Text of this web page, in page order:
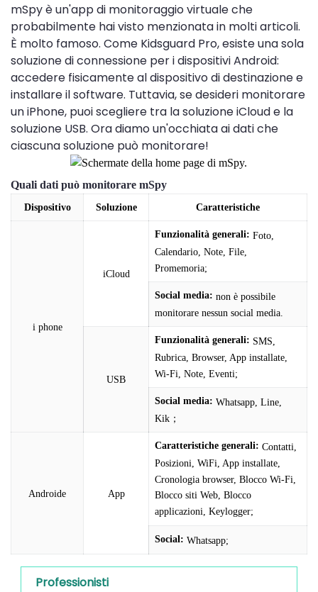
mSpy è un'app di monitoraggio virtuale che
probabilmente hai visto menzionata in molti articoli.
È molto famoso. Come Kidsguard Pro, esiste una sola
soluzione di connessione per i dispositivi Android:
accedere fisicamente al dispositivo di destinazione e
installare il software. Tuttavia, se desideri monitorare
un iPhone, puoi scegliere tra la soluzione iCloud e la
soluzione USB. Ora diamo un'occhiata ai dati che
ciascuna soluzione può monitorare!
Quali dati può monitorare mSpy
Dispositivo Soluzione Caratteristiche
i phone
iCloud
Funzionalità generali: Foto,
Calendario, Note, File,
Promemoria;
Social media: non è possibile
monitorare nessun social media.
USB
Funzionalità generali: SMS,
Rubrica, Browser, App installate,
Wi-Fi, Note, Eventi;
Social media: Whatsapp, Line,
Kik；
Androide App
Caratteristiche generali: Contatti,
Posizioni, WiFi, App installate,
Cronologia browser, Blocco Wi-Fi,
Blocco siti Web, Blocco
applicazioni, Keylogger;
Social: Whatsapp;
Professionisti